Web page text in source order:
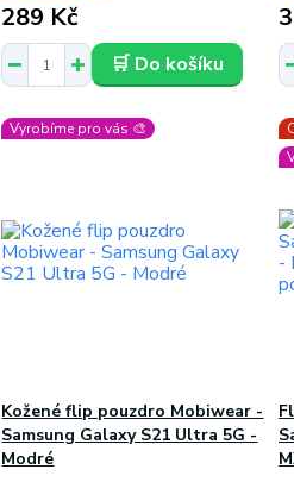
289 Kč
🛒 Do košíku
Vyrobíme pro vás 🎨
Kožené flip pouzdro Mobiwear -
Samsung Galaxy S21 Ultra 5G -
Modré